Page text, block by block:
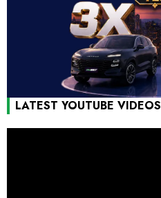
LATEST YOUTUBE VIDEOS